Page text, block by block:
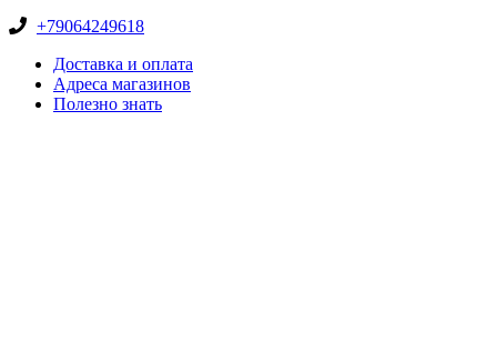
+79064249618
Доставка и оплата
Адреса магазинов
Полезно знать